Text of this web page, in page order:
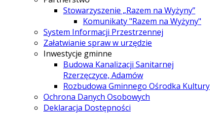
Stowarzyszenie „Razem na Wyżyny”
Komunikaty "Razem na Wyżyny"
System Informacji Przestrzennej
Załatwianie spraw w urzędzie
Inwestycje gminne
Budowa Kanalizacji Sanitarnej
Rzerzęczyce, Adamów
Rozbudowa Gminnego Ośrodka Kultury
Ochrona Danych Osobowych
Deklaracja Dostępności